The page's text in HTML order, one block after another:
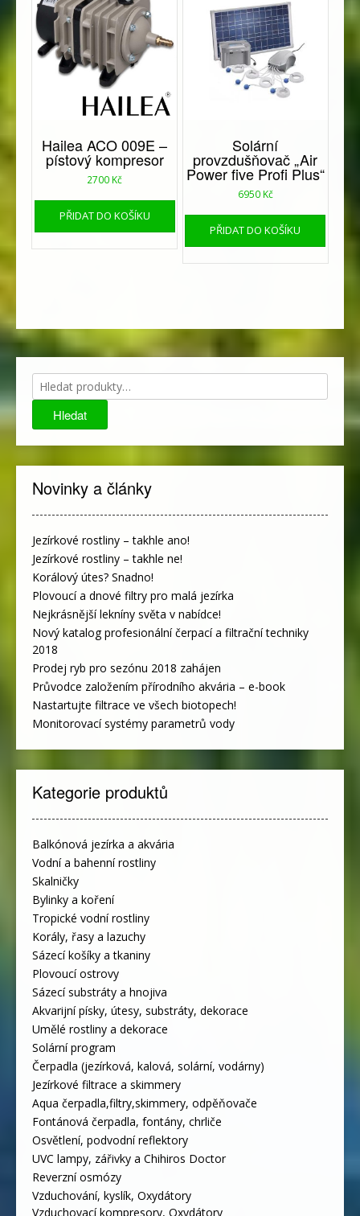
Hailea ACO 009E –
pístový kompresor
2700 Kč
PŘIDAT DO KOŠÍKU
Solární
provzdušňovač „Air
Power five Profi Plus“
6950 Kč
PŘIDAT DO KOŠÍKU
Hledat:
Hledat
Novinky a články
Jezírkové rostliny – takhle ano!
Jezírkové rostliny – takhle ne!
Korálový útes? Snadno!
Plovoucí a dnové filtry pro malá jezírka
Nejkrásnější lekníny světa v nabídce!
Nový katalog profesionální čerpací a filtrační techniky
2018
Prodej ryb pro sezónu 2018 zahájen
Průvodce založením přírodního akvária – e-book
Nastartujte filtrace ve všech biotopech!
Monitorovací systémy parametrů vody
Kategorie produktů
Balkónová jezírka a akvária
Vodní a bahenní rostliny
Skalničky
Bylinky a koření
Tropické vodní rostliny
Korály, řasy a lazuchy
Sázecí košíky a tkaniny
Plovoucí ostrovy
Sázecí substráty a hnojiva
Akvarijní písky, útesy, substráty, dekorace
Umělé rostliny a dekorace
Solární program
Čerpadla (jezírková, kalová, solární, vodárny)
Jezírkové filtrace a skimmery
Aqua čerpadla,filtry,skimmery, odpěňovače
Fontánová čerpadla, fontány, chrliče
Osvětlení, podvodní reflektory
UVC lampy, zářivky a Chihiros Doctor
Reverzní osmózy
Vzduchování, kyslík, Oxydátory
Vzduchovací kompresory, Oxydátory